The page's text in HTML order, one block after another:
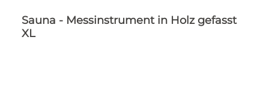
Sauna - Messinstrument in Holz gefasst
XL